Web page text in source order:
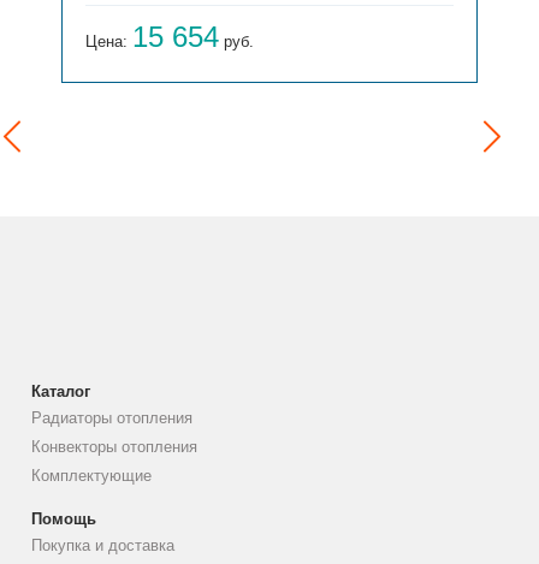
Цена: 15 654 руб.
Каталог
Радиаторы отопления
Конвекторы отопления
Комплектующие
Помощь
Покупка и доставка